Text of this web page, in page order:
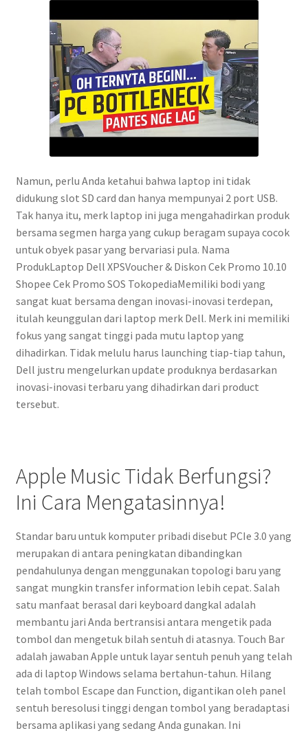
Namun, perlu Anda ketahui bahwa laptop ini tidak
didukung slot SD card dan hanya mempunyai 2 port USB.
Tak hanya itu, merk laptop ini juga mengahadirkan produk
bersama segmen harga yang cukup beragam supaya cocok
untuk obyek pasar yang bervariasi pula. Nama
ProdukLaptop Dell XPSVoucher & Diskon Cek Promo 10.10
Shopee Cek Promo SOS TokopediaMemiliki bodi yang
sangat kuat bersama dengan inovasi-inovasi terdepan,
itulah keunggulan dari laptop merk Dell. Merk ini memiliki
fokus yang sangat tinggi pada mutu laptop yang
dihadirkan. Tidak melulu harus launching tiap-tiap tahun,
Dell justru mengelurkan update produknya berdasarkan
inovasi-inovasi terbaru yang dihadirkan dari product
tersebut.
Apple Music Tidak Berfungsi?
Ini Cara Mengatasinnya!
Standar baru untuk komputer pribadi disebut PCIe 3.0 yang
merupakan di antara peningkatan dibandingkan
pendahulunya dengan menggunakan topologi baru yang
sangat mungkin transfer information lebih cepat. Salah
satu manfaat berasal dari keyboard dangkal adalah
membantu jari Anda bertransisi antara mengetik pada
tombol dan mengetuk bilah sentuh di atasnya. Touch Bar
adalah jawaban Apple untuk layar sentuh penuh yang telah
ada di laptop Windows selama bertahun-tahun. Hilang
telah tombol Escape dan Function, digantikan oleh panel
sentuh beresolusi tinggi dengan tombol yang beradaptasi
bersama aplikasi yang sedang Anda gunakan. Ini